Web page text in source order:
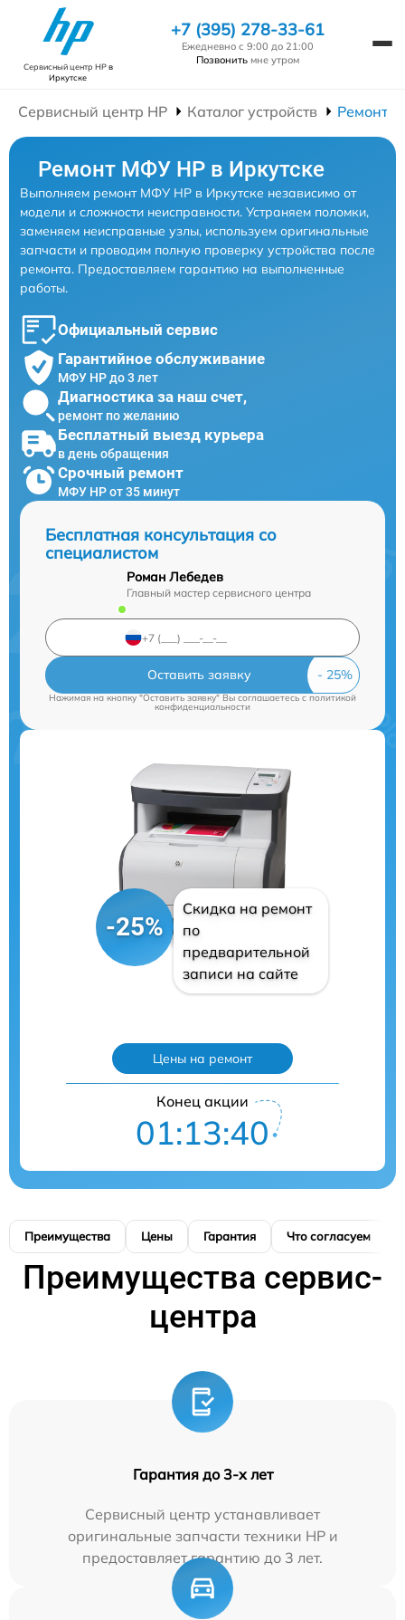
Сервисный центр HPв
Иркутске
+7 (395) 278-33-61
Ежедневно с 9:00 до 21:00
Позвонить мне утром
Сервисный центр HP Каталог устройств Ремонт
Ремонт МФУ HP в Иркутске
Выполняем ремонт МФУ HP в Иркутске независимо от
модели и сложности неисправности. Устраняем поломки,
заменяем неисправные узлы, используем оригинальные
запчасти и проводим полную проверку устройства после
ремонта. Предоставляем гарантию на выполненные
работы.
Официальный сервис
Гарантийное обслуживание
МФУ HP до 3 лет
Диагностика за наш счет,
ремонт по желанию
Бесплатный выезд курьера
в день обращения
Срочный ремонт
МФУ HP от 35 минут
Бесплатная консультация со
специалистом
Роман Лебедев
Главный мастер сервисного центра
Оставить заявку
Нажимая на кнопку "Оставить заявку" Вы соглашаетесь cполитикой
конфиденциальности
-25%
Скидка на ремонт
по
предварительной
записи на сайте
Цены на ремонт
Конец акции
01:13:39
Преимущества Цены Гарантия Что согласуем
Преимущества сервис-
центра
Гарантия до 3-х лет
Сервисный центр устанавливает
оригинальные запчасти техники HP и
предоставляет гарантию до 3 лет.